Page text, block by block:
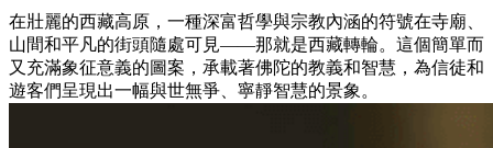
在壯麗的西藏高原，一種深富哲學與宗教內涵的符號在寺廟、
山間和平凡的街頭隨處可見——那就是西藏轉輪。這個簡單而
又充滿象征意義的圖案，承載著佛陀的教義和智慧，為信徒和
遊客們呈現出一幅與世無爭、寧靜智慧的景象。